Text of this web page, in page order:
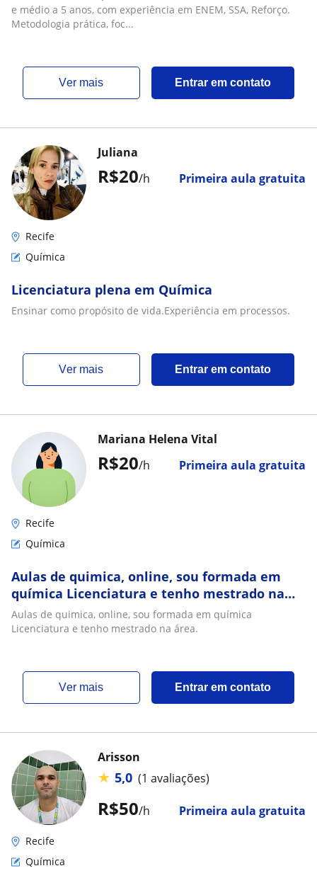
Reforço, ENEM, SSA, Concursos
e médio a 5 anos, com experiência em ENEM, SSA, Reforço.
Metodologia prática, foc...
ver mais Entrar em contato
R$20/h Primeira aula gratuita
Juliana
Recife
Química
Licenciatura plena em Química
Ensinar como propósito de vida.Experiência em processos.
ver mais Entrar em contato
R$20/h Primeira aula gratuita
Mariana Helena Vital
Recife
Química
Aulas de quimica, online, sou formada em
química Licenciatura e tenho mestrado na
área
Aulas de quimica, online, sou formada em química
Licenciatura e tenho mestrado na área.
ver mais Entrar em contato
R$50/h Primeira aula gratuita
Arisson
★ 5,0 (1 avaliações)
Recife
Química